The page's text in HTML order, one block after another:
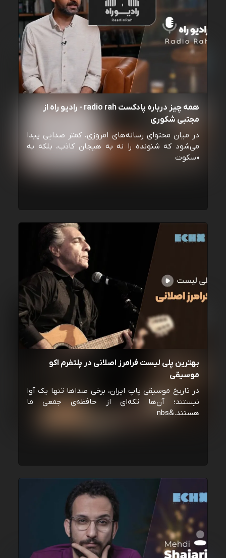
همه چیز درباره پادکست radio rah - رادیو راه از
مجتبی شکوری
در میان محتوای رسانه‌های امروزی، کمتر صدایی پیدا
می‌شود که شنونده را نه به هیجان کاذب، بلکه به
«سکوت
بهترین پلی لیست فرامرز اصلانی در پلتفرم اکو
موسیقی
در تاریخ موسیقی پاپ ایران، برخی صداها تنها یک آوا
نیستند؛ آن‌ها تکه‌ای از حافظه‌ی جمعی ما
هستند.&nbs